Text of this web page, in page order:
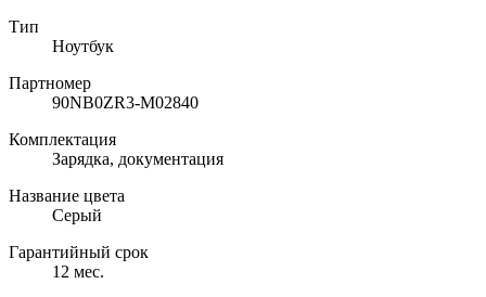
Тип
Ноутбук
Партномер
90NB0ZR3-M02840
Комплектация
Зарядка, документация
Название цвета
Серый
Гарантийный срок
12 мес.